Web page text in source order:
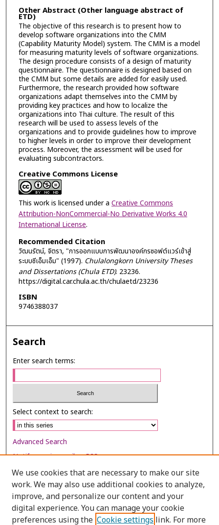
Other Abstract (Other language abstract of
ETD)
The objective of this research is to present how to
develop software organizations into the CMM
(Capability Maturity Model) system. The CMM is a model
for measuring maturity levels of software organizations.
The design procedure consists of a design of maturity
questionnaire. The questionnaire is designed based on
the CMM but some details are added for easily used.
Furthermore, the research provided how software
organizations adapt themselves into the CMM by
providing key practices and how to localize the
organizations into Thai culture. The result of this
research will be used to assess levels of the
organizations and to provide guidelines how to improve
to higher levels in order to improve their development
process. Moreover, the assessment will be used for
evaluating subcontractors.
Creative Commons License
This work is licensed under a Creative Commons
Attribution-NonCommercial-No Derivative Works 4.0
International License.
Recommended Citation
วัฒนรัตน์, จิตรา, "การออกแบบการพัฒนาองค์กรซอฟต์แวร์เข้าสู่
ระบบซีเอ็มเอ็ม" (1997). Chulalongkorn University Theses
and Dissertations (Chula ETD). 23236.
https://digital.car.chula.ac.th/chulaetd/23236
ISBN
9746388037
Search
Enter search terms:
Select context to search:
Advanced Search
Notify me via email orRSS
Browse
Collections
Disciplines
We use cookies that are necessary to make our site
work. We may also use additional cookies to analyze,
improve, and personalize our content and your
digital experience. You can manage your cookie
preferences using the Cookie settings link. For more